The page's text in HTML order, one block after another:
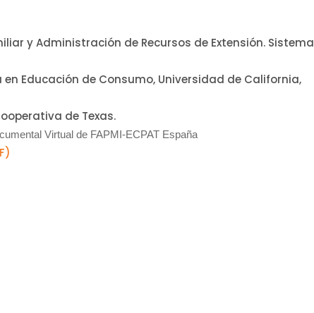
y Administración de Recursos de Extensión. Sistema
Educación de Consumo, Universidad de California,
de Texas.
Virtual de FAPMI-ECPAT España